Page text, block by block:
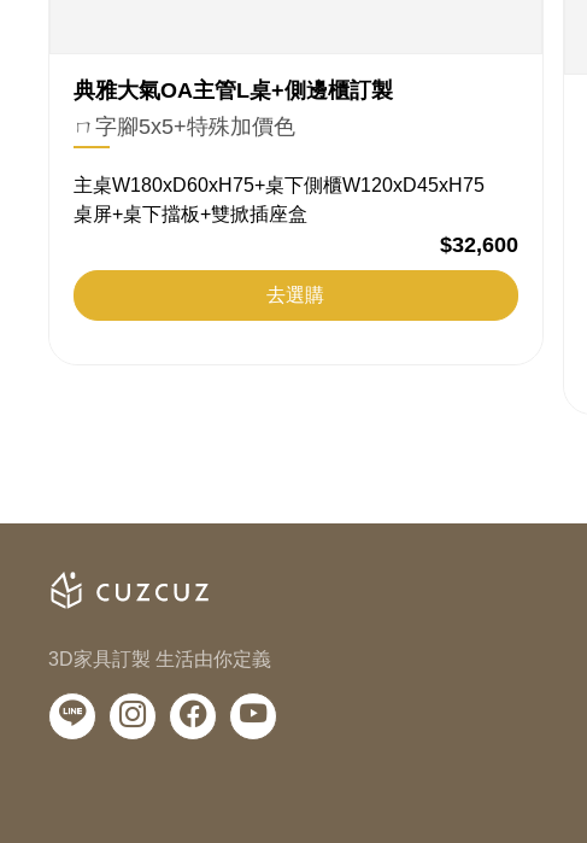
典雅大氣OA主管L桌+側邊櫃訂製
ㄇ字腳5x5+特殊加價色
主桌W180xD60xH75+桌下側櫃W120xD45xH75
桌屏+桌下擋板+雙掀插座盒
$32,600
去選購
3D家具訂製 生活由你定義